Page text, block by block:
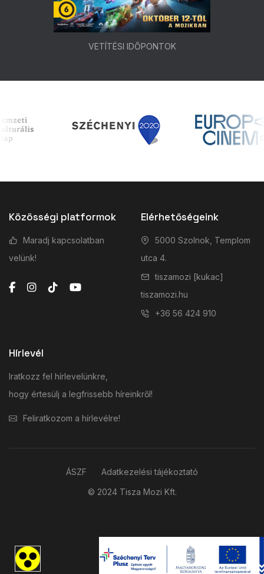
VETÍTÉSI IDŐPONTOK
Közösségi platformok
Maradj kapcsolatban
velünk!
Elérhetőségeink
5000 Szolnok, Templom
utca 4.
tiszamozi [kukac]
tiszamozi.hu
+36 56 424 910
Hírlevél
Iratkozz fel hírlevelünkre,
hogy értesülj a legfrissebb híreinkről!
Feliratkozom a hírlevélre!
© 2024 Tisza Mozi Kft.
ÁSZF Adatkezelési tájékoztató